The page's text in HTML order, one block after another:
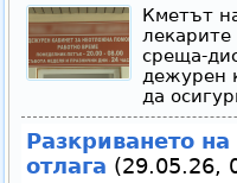
Кметът
среща-
дежурен
да
Разкриването
отлага (29.05.26,